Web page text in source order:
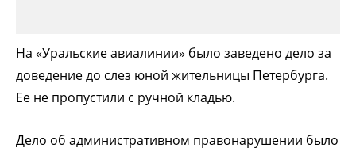
На «Уральские авиалинии» было заведено дело за
доведение до слез юной жительницы Петербурга.
Ее не пропустили с ручной кладью.
Дело об административном правонарушении было